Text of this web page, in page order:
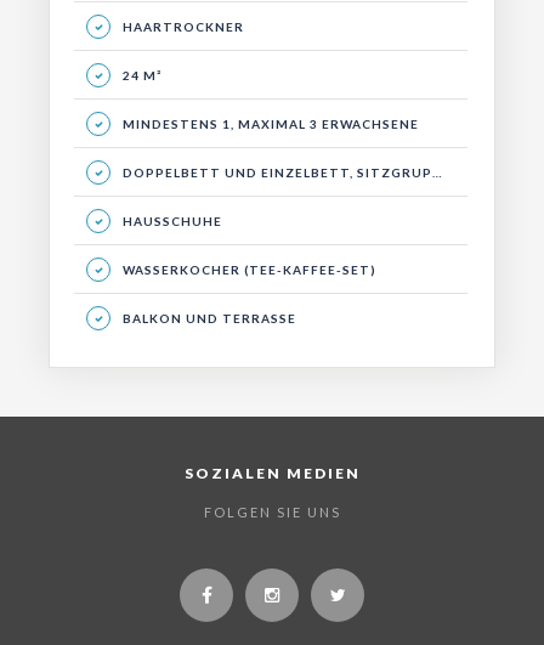
HAARTROCKNER
24 M²
MINDESTENS 1, MAXIMAL 3 ERWACHSENE
DOPPELBETT UND EINZELBETT, SITZGRUPPE, BALKON
HAUSSCHUHE
WASSERKOCHER (TEE-KAFFEE-SET)
BALKON UND TERRASSE
SOZIALEN MEDIEN
FOLGEN SIE UNS